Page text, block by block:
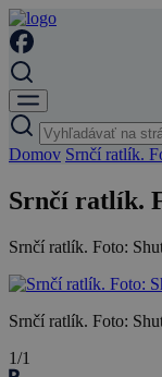
Domov Srnčí ratlík.
Srnčí ratlík.
Srnčí ratlík. Foto:
Srnčí ratlík. Foto:
1/1